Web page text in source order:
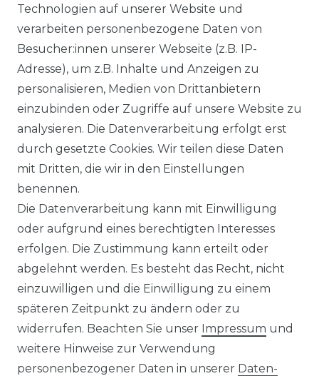
Produkte, Abbildungen, Spezifikationen
und Beschreibungen dienen ausschließlich
der allgemeinen Information. Es wird
ausdrücklich darauf hingewiesen, dass
Abweichungen zwischen den dargestellten
Informationen und den tatsächlich
gelieferten Modellen möglich sind. Die
gezeigten Inhalte stellen nicht
notwendigerweise die finalen
Produkteigenschaften dar. Der Anbieter
behält sich das Recht vor, jederzeit und
ohne vorherige Ankündigung Änderungen
an den dargestellten Produkten
vorzunehmen.
Gebrauchte Ware wurde von uns nicht
getestet. Diese wird so verkauft, wie
angeboten, jedoch unter Ausschluss
jeglicher Sachmängel. Eine Haftung für
Technologien auf unserer Website und
verarbeiten personenbezogene Daten von
Besucher:innen unserer Webseite (z.B. IP-
Adresse), um z.B. Inhalte und Anzeigen zu
personalisieren, Medien von Drittanbietern
einzubinden oder Zugriffe auf unsere Website zu
analysieren. Die Datenverarbeitung erfolgt erst
durch gesetzte Cookies. Wir teilen diese Daten
mit Dritten, die wir in den Einstellungen
benennen.
Die Datenverarbeitung kann mit Einwilligung
oder aufgrund eines berechtigten Interesses
erfolgen. Die Zustimmung kann erteilt oder
abgelehnt werden. Es besteht das Recht, nicht
einzuwilligen und die Einwilligung zu einem
späteren Zeitpunkt zu ändern oder zu
widerrufen. Beachten Sie unser Impressum und
weitere Hinweise zur Verwendung
personenbezogener Daten in unserer Daten­